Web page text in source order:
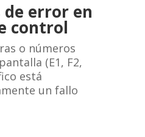
de error en
control
o números
(E1, F2,
está
un fallo